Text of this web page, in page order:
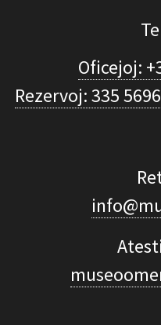
Oficejoj:
Rezervoj: 335